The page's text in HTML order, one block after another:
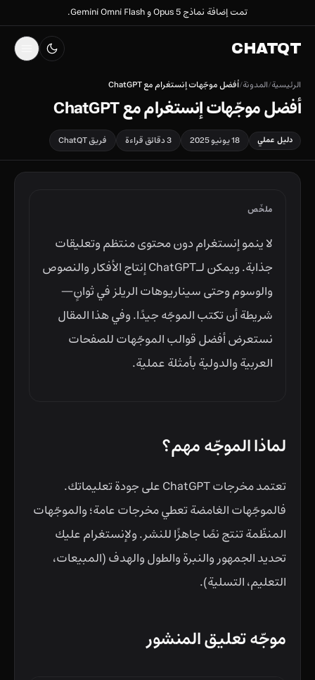
تمت إضافة نماذج Opus 5 و Gemini Omni Flash.
CHATQT
الرئيسية/المدونة/أفضل موجّهات إنستغرام مع ChatGPT
أفضل موجّهات إنستغرام مع ChatGPT
دليل عملي 18 يونيو 2025 3 دقائق قراءة فريق ChatQT
ملخّص
لا ينمو إنستغرام دون محتوى منتظم وتعليقات
جذابة. ويمكن لـChatGPT إنتاج الأفكار والنصوص
والوسوم وحتى سيناريوهات الريلز في ثوانٍ—
شريطة أن تكتب الموجّه جيدًا. وفي هذا المقال
نستعرض أفضل قوالب الموجّهات للصفحات
العربية والدولية بأمثلة عملية.
لماذا الموجّه مهم؟
تعتمد مخرجات ChatGPT على جودة تعليماتك.
فالموجّهات الغامضة تعطي مخرجات عامة؛ والموجّهات
المنظّمة تنتج نصًا جاهزًا للنشر. ولإنستغرام عليك
تحديد الجمهور والنبرة والطول والهدف (المبيعات،
التعليم، التسلية).
موجّه تعليق المنشور